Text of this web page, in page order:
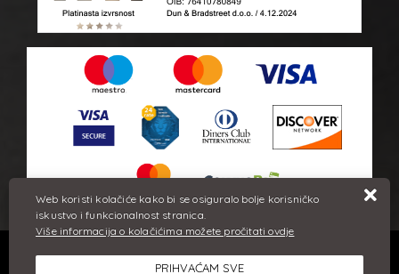
što bolji i točniji opis i sliku. Unatoč tome, ne možemo
Web koristi kolačiće kako bi se osiguralo bolje korisničko
iskustvo i funkcionalnost stranica.
Više informacija o kolačićima možete pročitati ovdje
PRIHVAĆAM SVE